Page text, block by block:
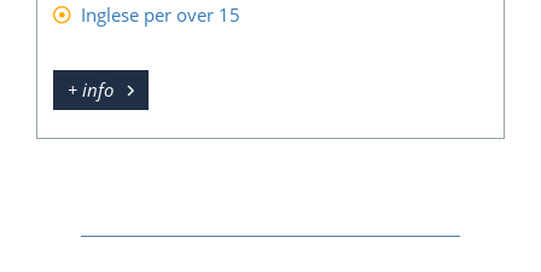
Inglese per over 15
+ info